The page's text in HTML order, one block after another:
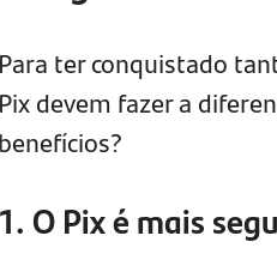
Para ter conquistado
Pix devem fazer a
benefícios?
1. O Pix é mais